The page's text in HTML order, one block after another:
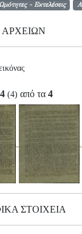
- Εκτελέσεις
(4) από τα 4
ΣΤΟΙΧΕΊΑ